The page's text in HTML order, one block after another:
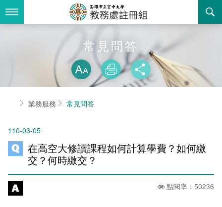
到
要
組織職掌
聯絡資訊
活動花絮
諮詢信箱
業務服務
法令規章
常見問答
相關連結
招生
書表下載
回空大首頁
常見問答
略過字型切
放大
列印 分享
首頁業務服務 常見問答
110-03-05
在高空大修讀課程如何計算學費？如何繳
交？何時繳交？
點閱率：50236